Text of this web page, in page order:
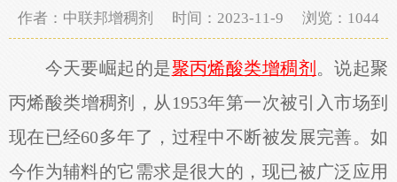
作者：中联邦增稠剂 时间：2023-11-9 浏览： 1044
今天要崛起的是聚丙烯酸类增稠剂 。说起聚
丙烯酸类增稠剂，从1953年第一次被引入市场到
现在已经60多年了，过程中不断被发展完善。如
今作为辅料的它需求是很大的，现已被广泛应用